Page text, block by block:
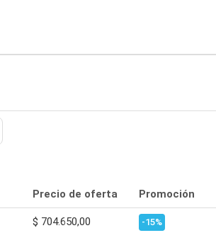
Precio de oferta Promoción
$ 704.650,00 -15%